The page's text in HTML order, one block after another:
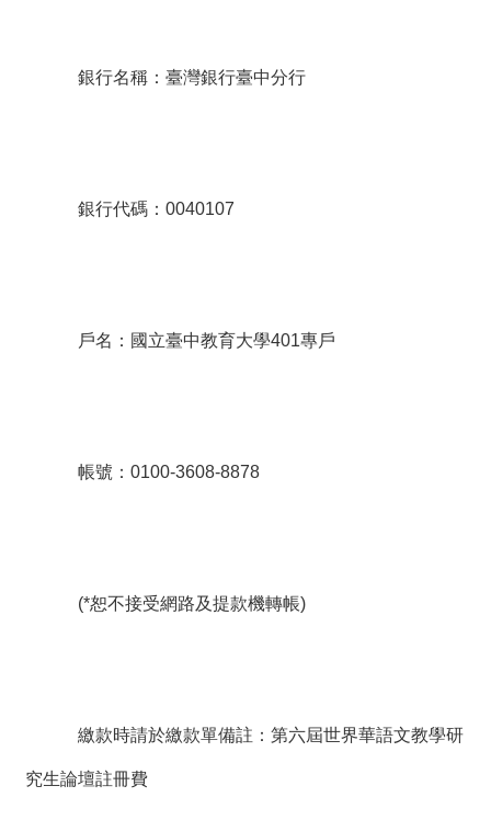
銀行名稱：臺灣銀行臺中分行
銀行代碼：0040107
戶名：國立臺中教育大學401專戶
帳號：0100-3608-8878
(*恕不接受網路及提款機轉帳)
繳款時請於繳款單備註：第六屆世界華語文教學研
究生論壇註冊費